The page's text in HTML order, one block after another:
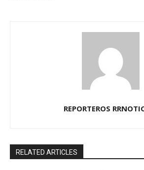
REPORTEROS
RELATED ARTICLES